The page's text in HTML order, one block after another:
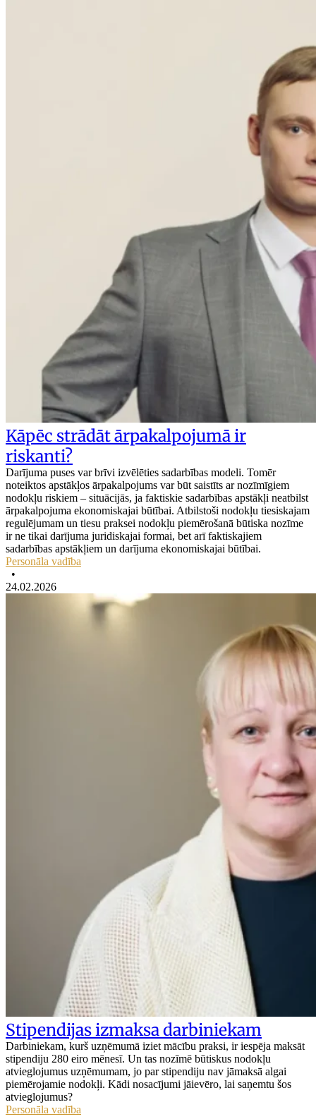
Kāpēc strādāt ārpakalpojumā ir
riskanti?
Darījuma puses var brīvi izvēlēties sadarbības modeli. Tomēr
noteiktos apstākļos ārpakalpojums var būt saistīts ar nozīmīgiem
nodokļu riskiem – situācijās, ja faktiskie sadarbības apstākļi neatbilst
ārpakalpojuma ekonomiskajai būtībai. Atbilstoši nodokļu tiesiskajam
regulējumam un tiesu praksei nodokļu piemērošanā būtiska nozīme
ir ne tikai darījuma juridiskajai formai, bet arī faktiskajiem
sadarbības apstākļiem un darījuma ekonomiskajai būtībai.
Personāla vadība
•
24.02.2026
Stipendijas izmaksa darbiniekam
Darbiniekam, kurš uzņēmumā iziet mācību praksi, ir iespēja maksāt
stipendiju 280 eiro mēnesī. Un tas nozīmē būtiskus nodokļu
atvieglojumus uzņēmumam, jo par stipendiju nav jāmaksā algai
piemērojamie nodokļi. Kādi nosacījumi jāievēro, lai saņemtu šos
atvieglojumus?
Personāla vadība